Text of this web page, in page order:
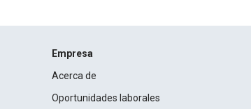
Empresa
Acerca de
Oportunidades laborales